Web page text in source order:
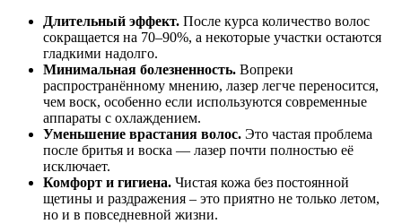
Длительный эффект. После курса количество волос
сокращается на 70–90%, а некоторые участки остаются
гладкими надолго.
Минимальная болезненность. Вопреки
распространённому мнению, лазер легче переносится,
чем воск, особенно если используются современные
аппараты с охлаждением.
Уменьшение врастания волос. Это частая проблема
после бритья и воска — лазер почти полностью её
исключает.
Комфорт и гигиена. Чистая кожа без постоянной
щетины и раздражения – это приятно не только летом,
но и в повседневной жизни.